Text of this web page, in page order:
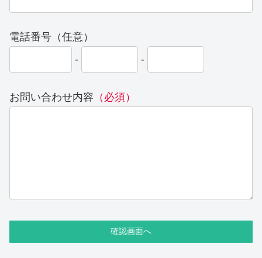
電話番号（任意）
-
-
お問い合わせ内容 （必須）